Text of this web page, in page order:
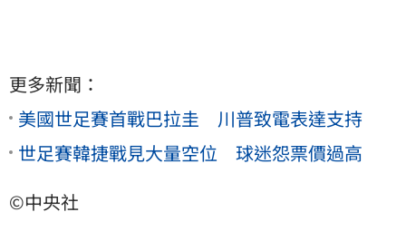
更多新聞：
美國世足賽首戰巴拉圭 川普致電表達支持
世足賽韓捷戰見大量空位 球迷怨票價過高
©中央社